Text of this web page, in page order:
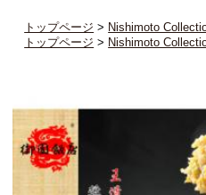
トップページ > Nishimoto
トップページ > Nishimoto